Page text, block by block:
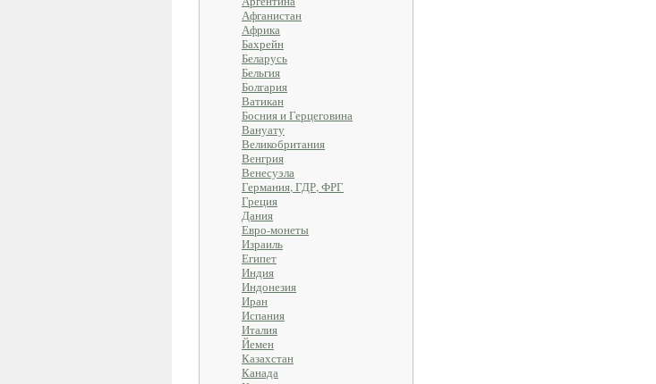
Афганистан
Африка
Бахрейн
Беларусь
Бельгия
Болгария
Ватикан
Босния и Герцеговина
Вануату
Великобритания
Венгрия
Венесуэла
Германия, ГДР, ФРГ
Греция
Дания
Евро-монеты
Израиль
Египет
Индия
Индонезия
Иран
Испания
Италия
Йемен
Казахстан
Канада